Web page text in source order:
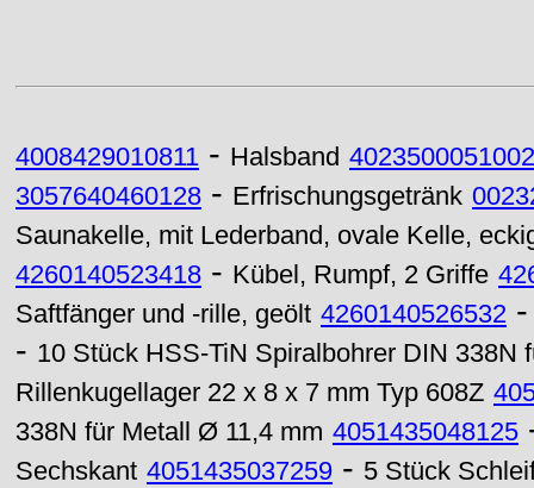
4008429010811 - Halsband 4023500051002
3057640460128 - Erfrischungsgetränk
Saunakelle, mit Lederband, ovale Kelle,
4260140523418 - Kübel, Rumpf, 2 Griffe
Saftfänger und -rille, geölt 4260140526532
- 10 Stück HSS-TiN Spiralbohrer DIN 338N
Rillenkugellager 22 x 8 x 7 mm Typ 608Z
338N für Metall Ø 11,4 mm 4051435048125
Sechskant 4051435037259 - 5 Stück